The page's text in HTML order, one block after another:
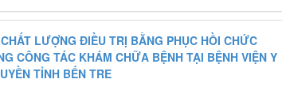
LƯỢNG ĐIỀU TRỊ BẰNG PHỤC HỒI CHỨC
CÔNG TÁC KHÁM CHỮA BỆNH TẠI BỆNH VIỆN Y
TỈNH BẾN TRE